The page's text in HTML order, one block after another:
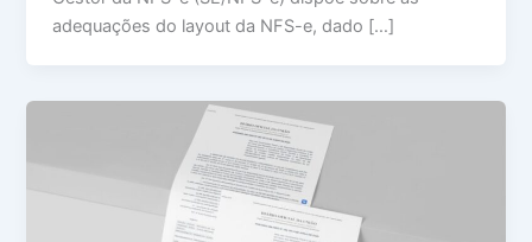
adequações do layout da NFS-e, dado […]